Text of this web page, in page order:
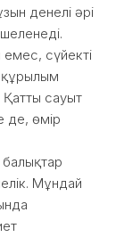
денелі әрі
емес, сүйекті
құрылым
сауыт
де, өмір
балықтар
Мұндай